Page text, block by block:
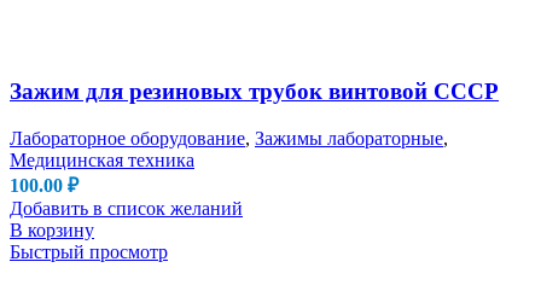
Зажим для резиновых трубок винтовой СССР
Лабораторное оборудование, Зажимы лабораторные,
Медицинская техника
100.00 ₽
Добавить в список желаний
В корзину
Быстрый просмотр